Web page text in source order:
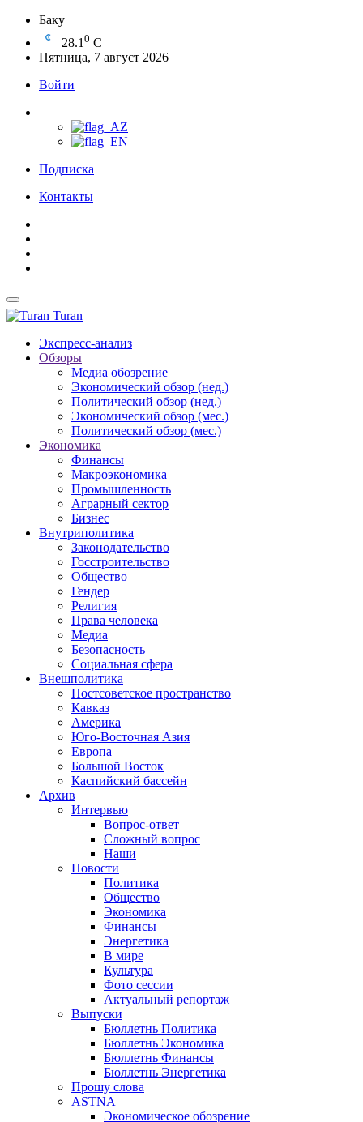
Баку
28.1 0 C
Пятница, 7 август 2026
Войти
Подписка
Контакты
Turan
Экспресс-анализ
Обзоры
Медиа обозрение
Экономический обзор (нед.)
Политический обзор (нед.)
Экономический обзор (мес.)
Политический обзор (мес.)
Экономика
Финансы
Макроэкономика
Промышленность
Аграрный сектор
Бизнес
Внутриполитика
Законодательство
Госстроительство
Общество
Гендер
Религия
Права человека
Медиа
Безопасность
Социальная сфера
Внешполитика
Постсоветское пространство
Кавказ
Америка
Юго-Восточная Азия
Европа
Большой Восток
Каспийский бассейн
Архив
Интервью
Вопрос-ответ
Сложный вопрос
Наши
Новости
Политика
Общество
Экономика
Финансы
Энергетика
В мире
Культура
Фото сессии
Актуальный репортаж
Выпуски
Бюллетнь Политика
Бюллетнь Экономика
Бюллетнь Финансы
Бюллетнь Энергетика
Прошу слова
ASTNA
Экономическое обозрение